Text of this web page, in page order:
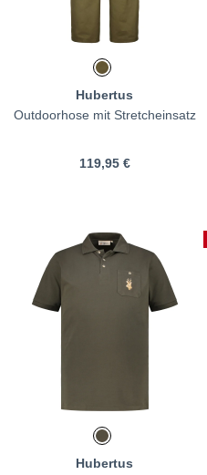
Hubertus
Outdoorhose mit Stretcheinsatz
119,95 €
Hubertus